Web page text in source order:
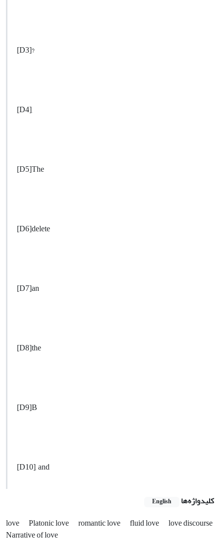
[D3]?
[D4],
[D5]The
[D6]delete
[D7]an
[D8]the
[D9]B
[D10], and
کلیدواژه‌ها English
love Platonic love romantic love fluid love
love discourse
Narrative of love